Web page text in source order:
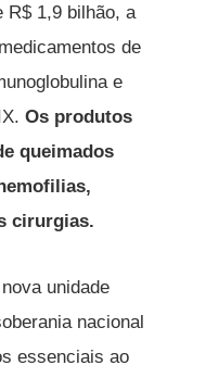
R$ 1,9 bilhão, a
de
e
Os produtos
queimados
cirurgias.
unidade
nacional
essenciais ao